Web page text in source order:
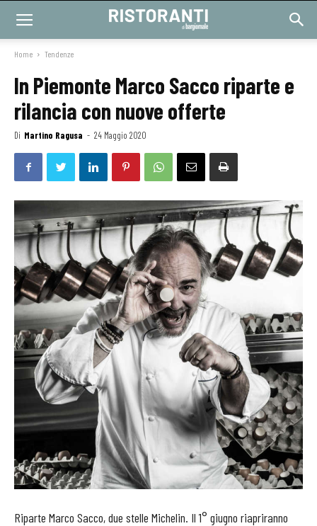
Home Tendenze
In Piemonte Marco Sacco riparte e
rilancia con nuove offerte
Di Martino Ragusa - 24 Maggio 2020
Riparte Marco Sacco, due stelle Michelin. Il 1° giugno riapriranno